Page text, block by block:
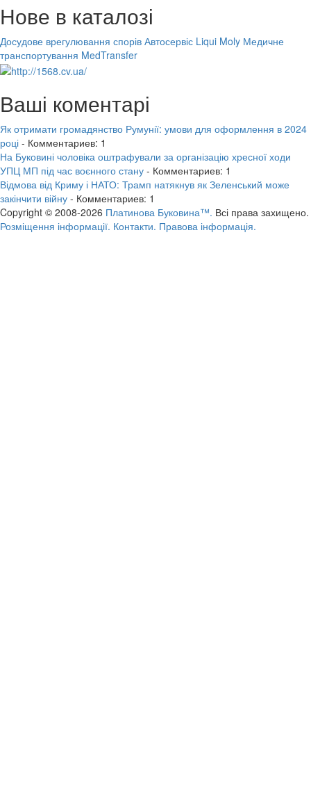
Нове в каталозі
Досудове врегулювання спорів Автосервіс Liqui Moly Медичне
транспортування MedTransfer
Ваші коментарі
Як отримати громадянство Румунії: умови для оформлення в 2024
році - Комментариев: 1
На Буковині чоловіка оштрафували за організацію хресної ходи
УПЦ МП під час воєнного стану - Комментариев: 1
Відмова від Криму і НАТО: Трамп натякнув як Зеленський може
закінчити війну - Комментариев: 1
Copyright © 2008-2026 Платинова Буковина™. Всі права захищено.
Розміщення інформації. Контакти. Правова інформація.